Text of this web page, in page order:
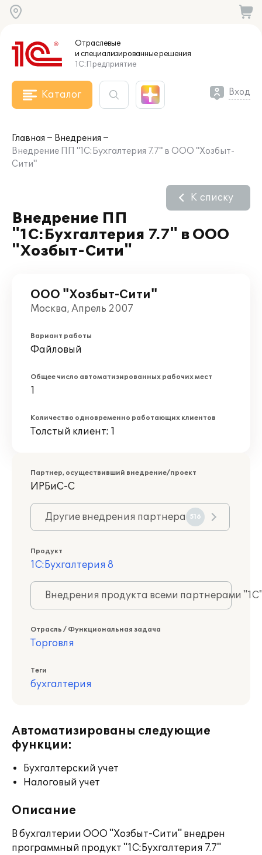
Отраслевые
и специализированныерешения
1С:Предприятие
Каталог Вход
Главная
Внедрения
Внедрение ПП "1С:Бухгалтерия 7.7" в ООО "Хозбыт-
Сити"
Внедрение ПП
"1С:Бухгалтерия 7.7" в ООО
"Хозбыт-Сити"
К списку
ООО "Хозбыт-Сити"
Москва, Апрель 2007
Вариант работы
Файловый
Общее число автоматизированных рабочих мест
1
Количество одновременно работающих клиентов
Толстый клиент: 1
Партнер, осуществивший внедрение/проект
ИРБиС-С
Другие внедрения партнера 516
Продукт
1С:Бухгалтерия 8
Внедрения продукта всеми партнерами
Отрасль / Функциональная задача
Торговля
Теги
бухгалтерия
Автоматизированы следующие
функции:
Бухгалтерский учет
Налоговый учет
Описание
В бухгалтерии ООО "Хозбыт-Сити" внедрен
программный продукт "1С:Бухгалтерия 7.7"